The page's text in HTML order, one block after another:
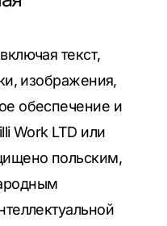
текст,
изображения,
обеспечение и
Work LTD или
польским,